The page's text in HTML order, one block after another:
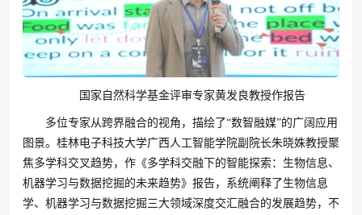
国家自然科学基金评审专家黄发良教授作报告
多位专家从跨界融合的视角，描绘了“数智融媒”的广阔应用
图景。桂林电子科技大学广西人工智能学院副院长朱晓姝教授聚
焦多学科交叉趋势，作《多学科交融下的智能探索：生物信息、
机器学习与数据挖掘的未来趋势》报告，系统阐释了生物信息
学、机器学习与数据挖掘三大领域深度交汇融合的发展趋势，不